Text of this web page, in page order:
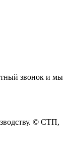
звонок и мы
© СТП,